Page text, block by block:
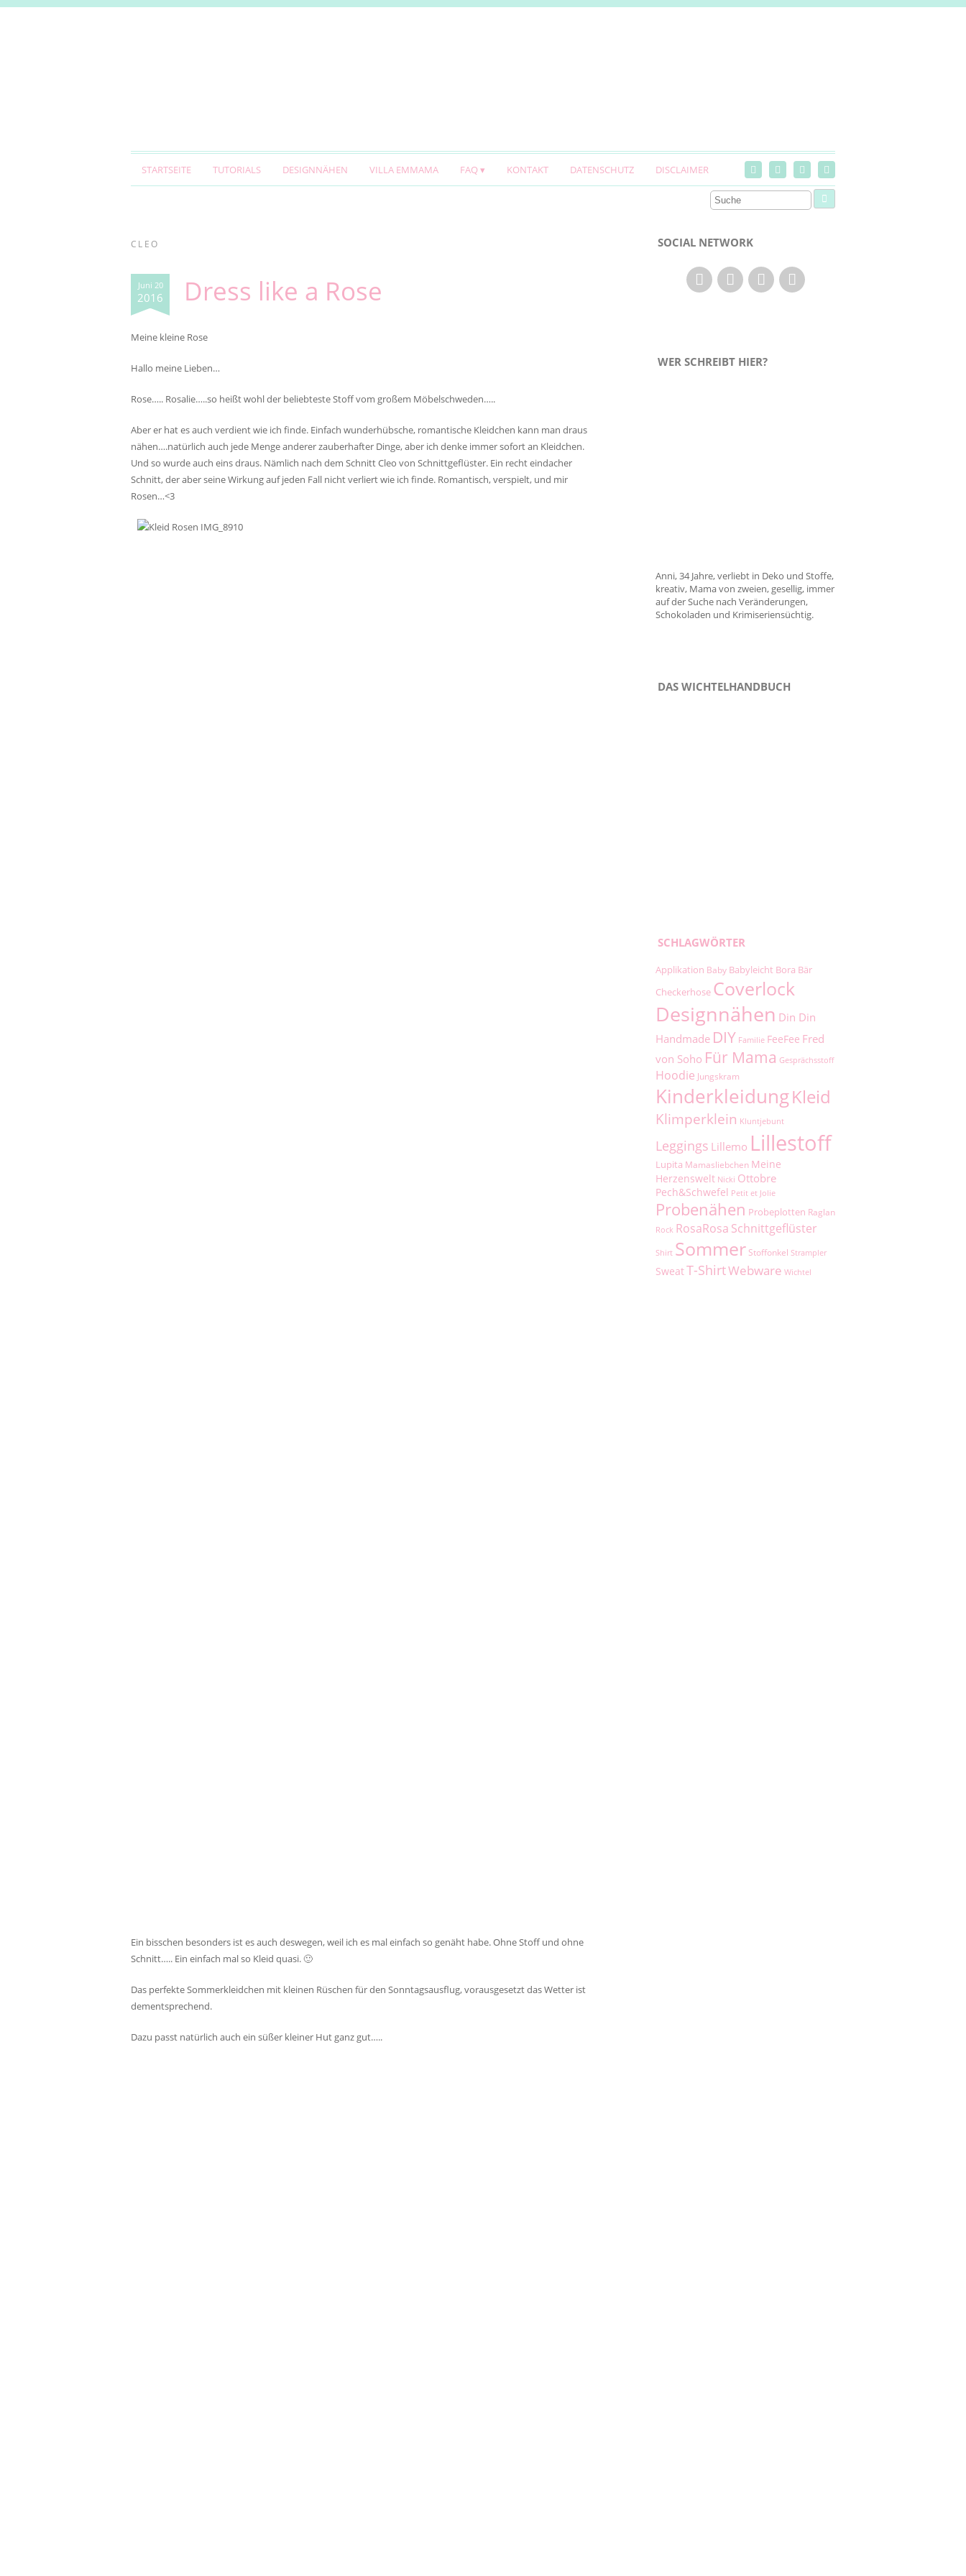
STARTSEITE TUTORIALS DESIGNNÄHEN VILLA EMMAMA FAQ KONTAKT DATENSCHUTZ DISCLAIMER
CLEO
Juni 20
2016 Dress like a Rose
Meine kleine Rose
Hallo meine Lieben…
Rose….. Rosalie…..so heißt wohl der beliebteste Stoff vom großem Möbelschweden…..
Aber er hat es auch verdient wie ich finde. Einfach wunderhübsche, romantische Kleidchen kann man draus
nähen….natürlich auch jede Menge anderer zauberhafter Dinge, aber ich denke immer sofort an Kleidchen.
Und so wurde auch eins draus. Nämlich nach dem Schnitt Cleo von Schnittgeflüster. Ein recht eindacher
Schnitt, der aber seine Wirkung auf jeden Fall nicht verliert wie ich finde. Romantisch, verspielt, und mir
Rosen…<3
Ein bisschen besonders ist es auch deswegen, weil ich es mal einfach so genäht habe. Ohne Stoff und ohne
Schnitt….. Ein einfach mal so Kleid quasi. 🙂
Das perfekte Sommerkleidchen mit kleinen Rüschen für den Sonntagsausflug, vorausgesetzt das Wetter ist
dementsprechend.
Dazu passt natürlich auch ein süßer kleiner Hut ganz gut…..
SOCIAL NETWORK
WER SCHREIBT HIER?
Anni, 34 Jahre, verliebt in Deko und Stoffe,
kreativ, Mama von zweien, gesellig, immer
auf der Suche nach Veränderungen,
Schokoladen und Krimiseriensüchtig.
DAS WICHTELHANDBUCH
SCHLAGWÖRTER
Applikation Baby Babyleicht Bora Bär
Checkerhose Coverlock
Designnähen Din Din
Handmade DIY Familie FeeFee Fred
von Soho Für Mama Gesprächsstoff
Hoodie Jungskram
KinderkleidungKleid
Klimperklein Kluntjebunt
Leggings Lillemo Lillestoff
Lupita Mamasliebchen Meine
Herzenswelt Nicki Ottobre
Pech&Schwefel Petit et Jolie
Probenähen Probeplotten Raglan
Rock RosaRosa Schnittgeflüster
Shirt Sommer Stoffonkel Strampler
SweatT-ShirtWebware Wichtel